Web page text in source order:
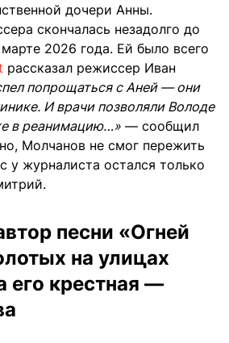
дочери Анны.
скончалась незадолго до
2026 года. Ей было всего
рассказал режиссер Иван
попрощаться с Аней — они
И врачи позволяли Володе
в реанимацию…» — сообщил
Молчанов не смог пережить
у журналиста остался только
песни «Огней
на улицах
его крестная —